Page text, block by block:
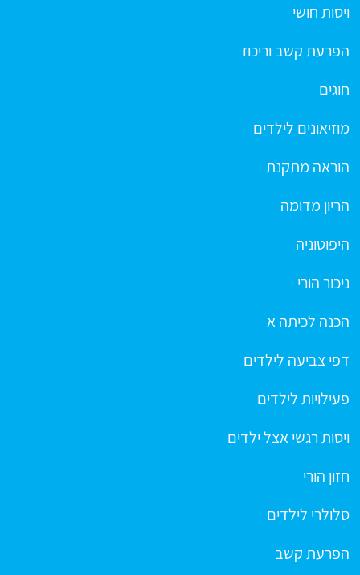
ויסות חושי
הפרעת קשב וריכוז
חוגים
מוזיאונים לילדים
הוראה מתקנת
הריון מדומה
היפוטוניה
ניכור הורי
הכנה לכיתה א
דפי צביעה לילדים
פעילויות לילדים
ויסות רגשי אצל ילדים
חזון הורי
סלולרי לילדים
הפרעת קשב